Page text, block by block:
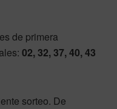
de primera
02, 32, 37, 40, 43
sorteo. De